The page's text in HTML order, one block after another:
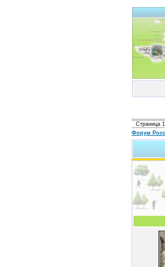
Страница 1
Форум